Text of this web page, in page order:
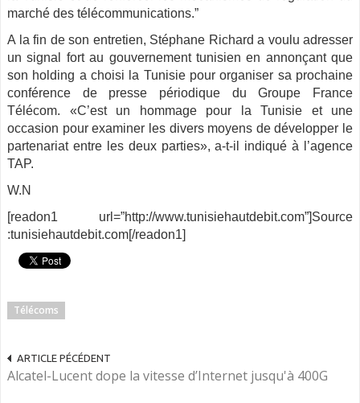
marché des télécommunications.”
A la fin de son entretien, Stéphane Richard a voulu adresser
un signal fort au gouvernement tunisien en annonçant que
son holding a choisi la Tunisie pour organiser sa prochaine
conférence de presse périodique du Groupe France
Télécom. «C’est un hommage pour la Tunisie et une
occasion pour examiner les divers moyens de développer le
partenariat entre les deux parties», a-t-il indiqué à l’agence
TAP.
W.N
[readon1 url=”http://www.tunisiehautdebit.com”]Source
:tunisiehautdebit.com[/readon1]
Télécoms
ARTICLE PÉCÉDENT
Alcatel-Lucent dope la vitesse d’Internet jusqu'à 400G